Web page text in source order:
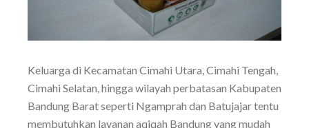
Keluarga di Kecamatan Cimahi Utara, Cimahi Tengah,
Cimahi Selatan, hingga wilayah perbatasan Kabupaten
Bandung Barat seperti Ngamprah dan Batujajar tentu
membutuhkan layanan aqiqah Bandung yang mudah